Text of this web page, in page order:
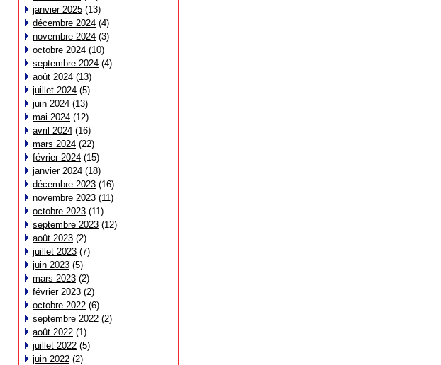
janvier 2025 (13)
décembre 2024 (4)
novembre 2024 (3)
octobre 2024 (10)
septembre 2024 (4)
août 2024 (13)
juillet 2024 (5)
juin 2024 (13)
mai 2024 (12)
avril 2024 (16)
mars 2024 (22)
février 2024 (15)
janvier 2024 (18)
décembre 2023 (16)
novembre 2023 (11)
octobre 2023 (11)
septembre 2023 (12)
août 2023 (2)
juillet 2023 (7)
juin 2023 (5)
mars 2023 (2)
février 2023 (2)
octobre 2022 (6)
septembre 2022 (2)
août 2022 (1)
juillet 2022 (5)
juin 2022 (2)